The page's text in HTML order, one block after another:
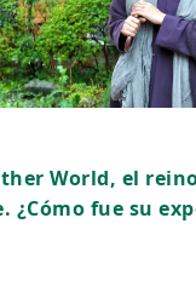
World, el
¿Cómo fue su